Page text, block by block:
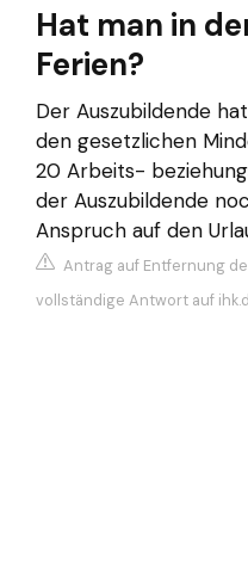
Hat man in
Ferien?
Der Auszubildende
den gesetzlichen
20 Arbeits-
der Auszubildende
Anspruch auf den
Antrag auf Entfernung
vollständige Antwort auf